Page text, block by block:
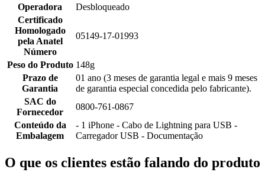
Operadora
Desbloqueado
Certificado
Homologado
pela Anatel
Número
05149-17-01993
Peso do Produto 148g
Prazo de
Garantia
01 ano (3 meses de garantia legal e mais 9 meses
de garantia especial concedida pelo fabricante).
SAC do
Fornecedor
0800-761-0867
Conteúdo da
Embalagem
- 1 iPhone - Cabo de Lightning para USB -
Carregador USB - Documentação
O que os clientes estão falando do produto